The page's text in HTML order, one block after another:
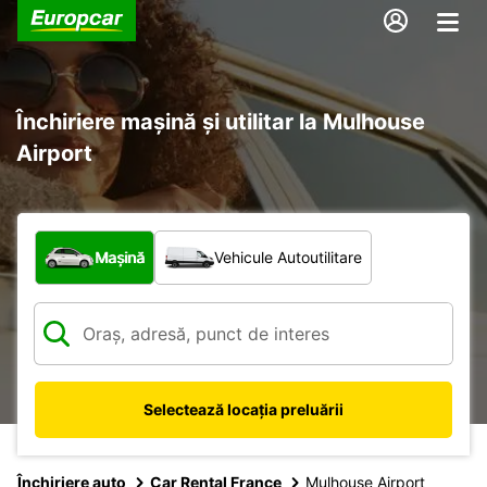
Închiriere mașină și utilitar la Mulhouse
Airport
Ce tip de vehicul?
Mașină Vehicule Autoutilitare
Selectează locația preluării
Închiriere auto Car Rental France Mulhouse Airport